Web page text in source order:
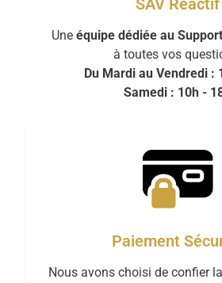
SAV Réactif
Une équipe dédiée au Support
à toutes vos
Du Mardi au Vendredi :
Samedi : 10h -
Paiement
Nous avons choisi de confier